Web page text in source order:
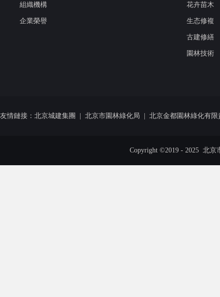
組織機構
企業榮譽
花卉苗木
生态修複
古建修繕
園林技術
友情鏈接： 北京城建集團 北京市園林綠化局 北京金都園林綠化有限
Copyright ©2019 - 2025 北京